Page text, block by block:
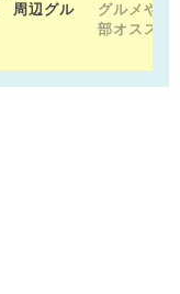
周辺グル
グルメや近
部オススメ